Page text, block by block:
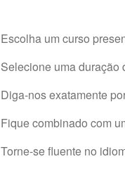
Escolha um curso
Selecione uma duração
Diga-nos exatamente
Fique combinado com
Torne-se fluente no